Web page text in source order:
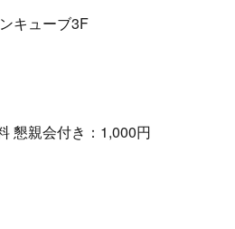
キューブ3F
懇親会付き：1,000円